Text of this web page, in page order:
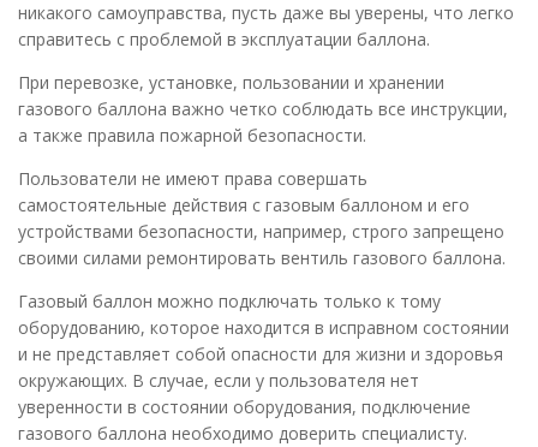
никакого самоуправства, пусть даже вы уверены, что легко
справитесь с проблемой в эксплуатации баллона.
При перевозке, установке, пользовании и хранении
газового баллона важно четко соблюдать все инструкции,
а также правила пожарной безопасности.
Пользователи не имеют права совершать
самостоятельные действия с газовым баллоном и его
устройствами безопасности, например, строго запрещено
своими силами ремонтировать вентиль газового баллона.
Газовый баллон можно подключать только к тому
оборудованию, которое находится в исправном состоянии
и не представляет собой опасности для жизни и здоровья
окружающих. В случае, если у пользователя нет
уверенности в состоянии оборудования, подключение
газового баллона необходимо доверить специалисту.